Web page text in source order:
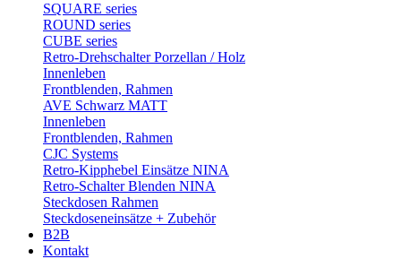
SQUARE series
ROUND series
CUBE series
Retro-Drehschalter Porzellan / Holz
Innenleben
Frontblenden, Rahmen
AVE Schwarz MATT
Innenleben
Frontblenden, Rahmen
CJC Systems
Retro-Kipphebel Einsätze NINA
Retro-Schalter Blenden NINA
Steckdosen Rahmen
Steckdoseneinsätze + Zubehör
B2B
Kontakt